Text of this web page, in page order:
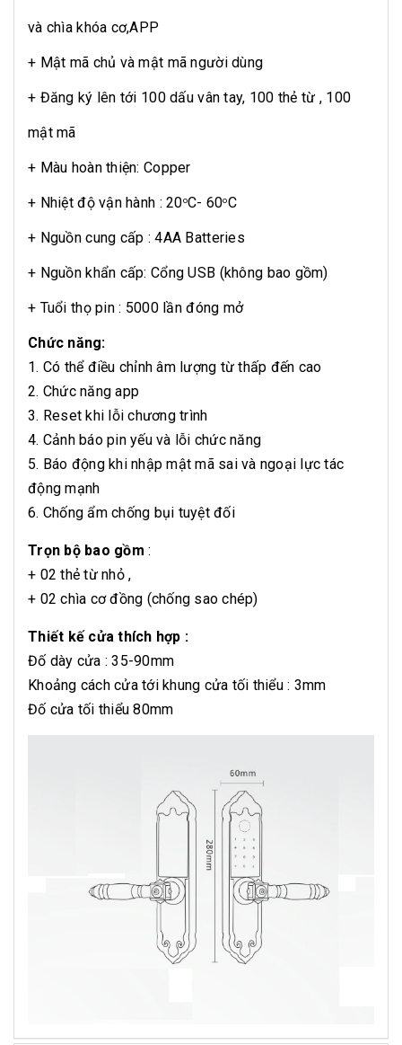
và chìa khóa cơ,APP
+ Mật mã chủ và mật mã người dùng
+ Đăng ký lên tới 100 dấu vân tay, 100 thẻ từ , 100
mật mã
+ Màu hoàn thiện: Copper
+ Nhiệt độ vận hành : 20oC- 60oC
+ Nguồn cung cấp : 4AA Batteries
+ Nguồn khẩn cấp: Cổng USB (không bao gồm)
+ Tuổi thọ pin : 5000 lần đóng mở
Chức năng:
1. Có thể điều chỉnh âm lượng từ thấp đến cao
2. Chức năng app
3. Reset khi lỗi chương trình
4. Cảnh báo pin yếu và lỗi chức năng
5. Báo động khi nhập mật mã sai và ngoại lực tác
động mạnh
6. Chống ẩm chống bụi tuyệt đối
Trọn bộ bao gồm :
+ 02 thẻ từ nhỏ ,
+ 02 chìa cơ đồng (chống sao chép)
Thiết kế cửa thích hợp :
Đố dày cửa : 35-90mm
Khoảng cách cửa tới khung cửa tối thiểu : 3mm
Đố cửa tối thiểu 80mm